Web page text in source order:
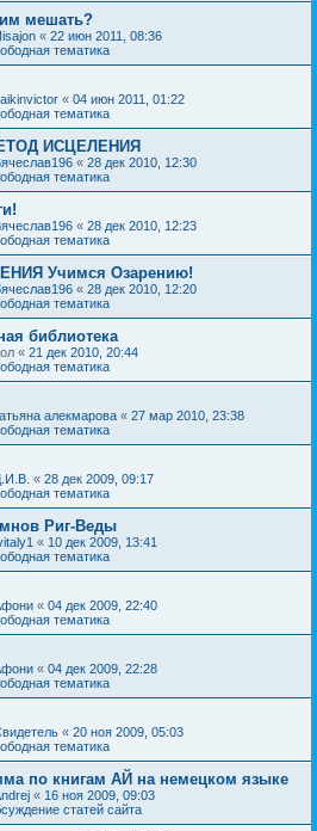
мешать?
« 22 июн 2011, 08:36
тематика
« 04 июн 2011, 01:22
тематика
ИСЦЕЛЕНИЯ
« 28 дек 2010, 12:30
тематика
« 28 дек 2010, 12:23
тематика
Учимся Озарению!
« 28 дек 2010, 12:20
тематика
библиотека
« 21 дек 2010, 20:44
тематика
алекмарова « 27 мар 2010, 23:38
тематика
« 28 дек 2009, 09:17
тематика
Риг-Веды
« 10 дек 2009, 13:41
тематика
« 04 дек 2009, 22:40
тематика
« 04 дек 2009, 22:28
тематика
« 20 ноя 2009, 05:03
тематика
по книгам АЙ на немецком языке
« 16 ноя 2009, 09:03
статей сайта